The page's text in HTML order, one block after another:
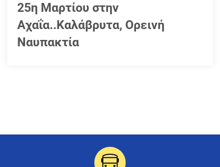
25η Μαρτίου στην
Αχαΐα..Καλάβρυτα, Ορεινή
Ναυπακτία